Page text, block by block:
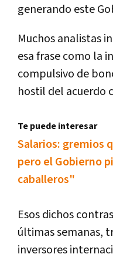
generando este
Muchos analistas
esa frase como la
compulsivo de
hostil del acuerdo
Te puede interesar
Salarios: gremios
pero el Gobierno
caballeros"
Esos dichos
últimas semanas,
inversores